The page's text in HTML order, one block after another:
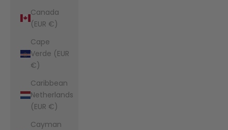
Canada
(EUR €)
Cape
Verde (EUR
€)
Caribbean
Netherlands
(EUR €)
Cayman